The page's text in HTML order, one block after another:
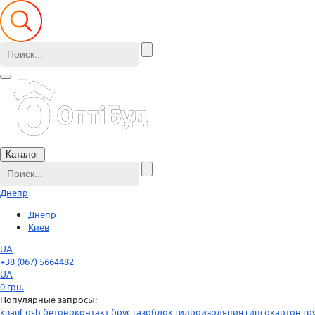
Каталог
Днепр
Днепр
Киев
UA
+38 (067) 5664482
UA
0 грн.
Популярные запросы:
knaufosb бетоноконтактбрус газоблок гидроизоляция гипсокартон